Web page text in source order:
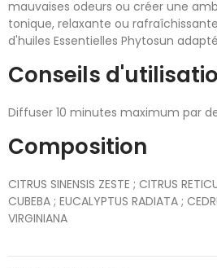
mauvaises odeurs ou créer une
tonique, relaxante ou
d'huiles Essentielles Phytosun
Conseils
Diffuser 10 minutes maximum par
Composition
CITRUS SINENSIS ZESTE ; CITRUS
CUBEBA ; EUCALYPTUS RADIATA ;
VIRGINIANA